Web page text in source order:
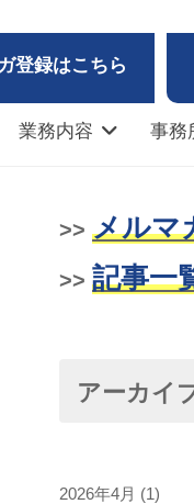
登録はこちら
業務内容 事務
>>メルマ
>>記事一
アーカイ
2026年4月 (1)